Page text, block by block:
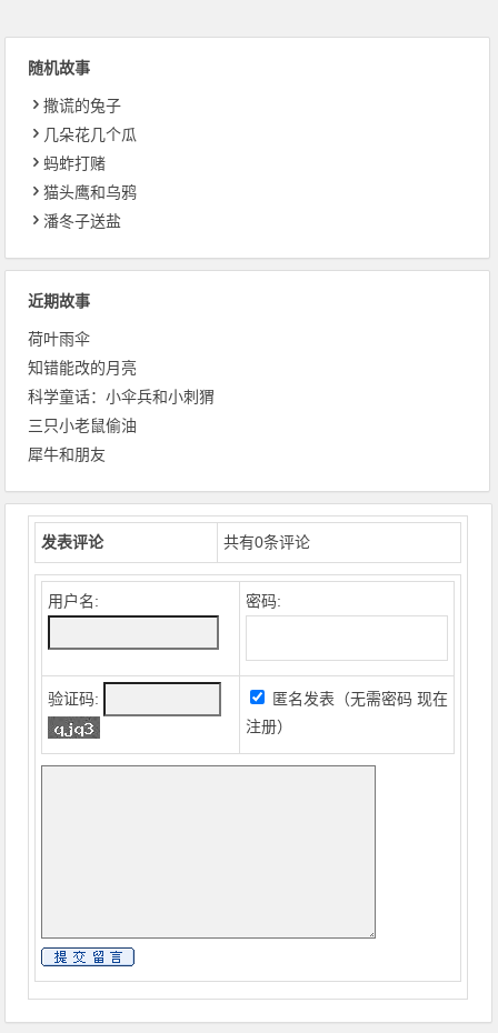
随机故事
撒谎的兔子
几朵花几个瓜
蚂蚱打赌
猫头鹰和乌鸦
潘冬子送盐
近期故事
荷叶雨伞
知错能改的月亮
科学童话：小伞兵和小刺猬
三只小老鼠偷油
犀牛和朋友
发表评论 共有0条评论
用户名: 密码:
验证码: 匿名发表（无需密码现在
注册）